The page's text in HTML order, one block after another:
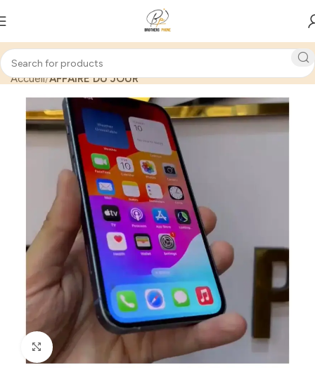
Accueil AFFAIRE DU JOUR
Click to enlarge